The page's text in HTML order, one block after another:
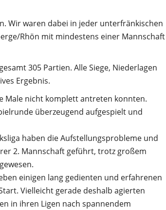
Wir waren dabei in jeder unterfränkischen
Rhön mit mindestens einer Mannschaft
305 Partien. Alle Siege, Niederlagen
Ergebnis.
Male nicht komplett antreten konnten.
überzeugend aufgespielt und
haben die Aufstellungsprobleme und
2. Mannschaft geführt, trotz großem
einigen lang gedienten und erfahrenen
Vielleicht gerade deshalb agierten
in ihren Ligen nach spannendem